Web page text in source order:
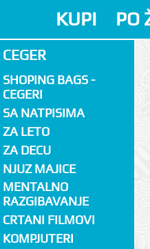
KUPI PO
CEGER
SHOPING BAGS -
CEGERI
SA NATPISIMA
ZA LETO
ZA DECU
NJUZ MAJICE
MENTALNO
RAZGIBAVANJE
CRTANI FILMOVI
KOMPJUTERI